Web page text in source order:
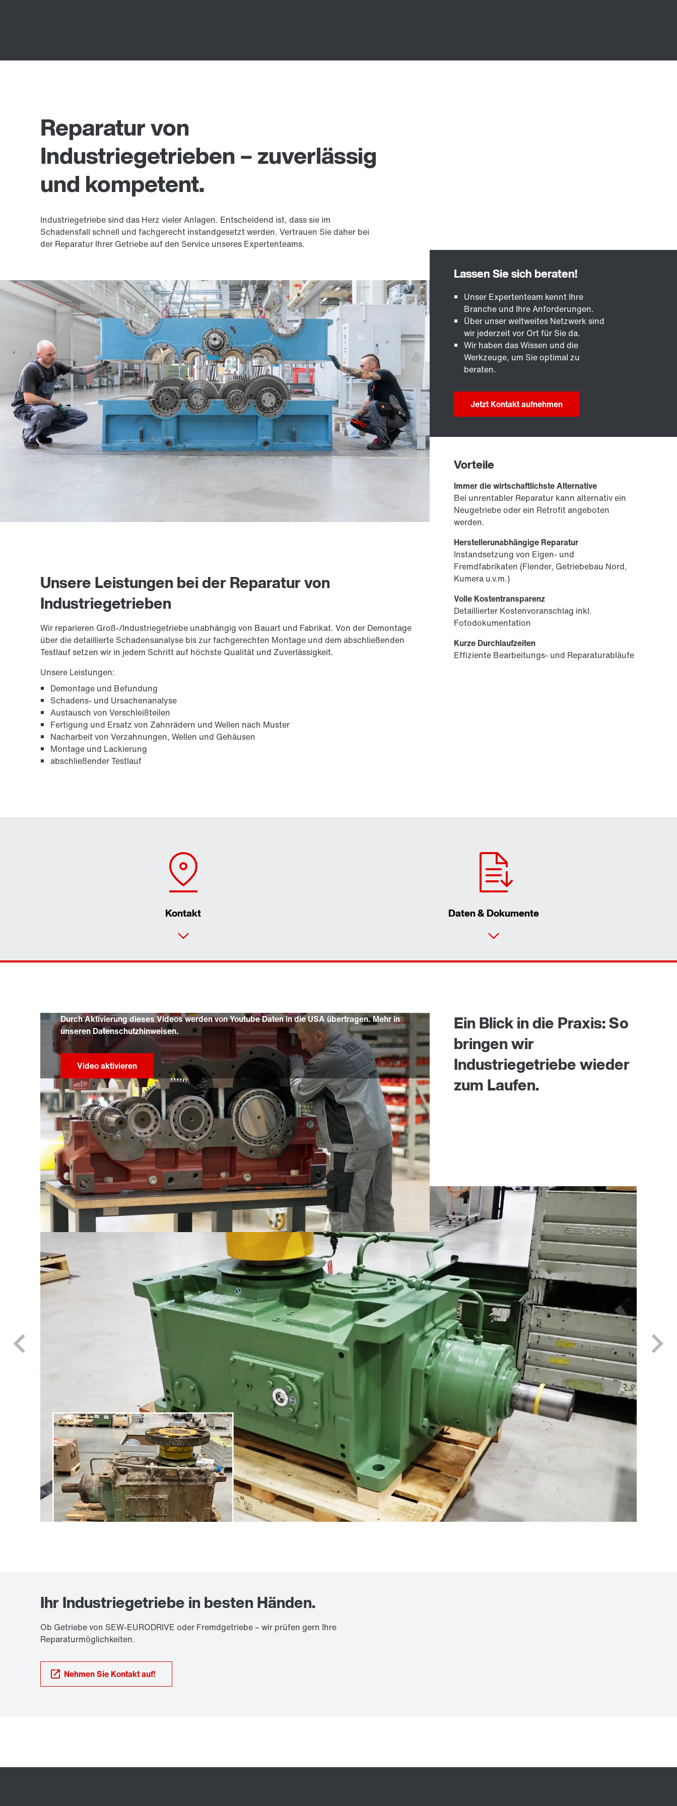
Reparatur von
Industriegetrieben – zuverlässig
und kompetent.
Industriegetriebe sind das Herz vieler Anlagen. Entscheidend ist, dass sie im
Schadensfall schnell und fachgerecht instandgesetzt werden. Vertrauen Sie daher bei
der Reparatur Ihrer Getriebe auf den Service unseres Expertenteams.
Unsere Leistungen bei der Reparatur von
Industriegetrieben
Wir reparieren Groß-/Industriegetriebe unabhängig von Bauart und Fabrikat. Von der Demontage
über die detaillierte Schadensanalyse bis zur fachgerechten Montage und dem abschließenden
Testlauf setzen wir in jedem Schritt auf höchste Qualität und Zuverlässigkeit.
Unsere Leistungen:
Demontage und Befundung
Schadens- und Ursachenanalyse
Austausch von Verschleißteilen
Fertigung und Ersatz von Zahnrädern und Wellen nach Muster
Nacharbeit von Verzahnungen, Wellen und Gehäusen
Montage und Lackierung
abschließender Testlauf
Unser Expertenteam kennt Ihre
Branche und Ihre Anforderungen.
Über unser weltweites Netzwerk sind
wir jederzeit vor Ort für Sie da.
Wir haben das Wissen und die
Werkzeuge, um Sie optimal zu
beraten.
Jetzt Kontakt aufnehmen
Vorteile
Immer die wirtschaftlichste Alternative
Bei unrentabler Reparatur kann alternativ ein
Neugetriebe oder ein Retrofit angeboten
werden.
Herstellerunabhängige Reparatur
Instandsetzung von Eigen- und
Fremdfabrikaten (Flender, Getriebebau Nord,
Kumera u.v.m.)
Volle Kostentransparenz
Detaillierter Kostenvoranschlag inkl.
Fotodokumentation
Kurze Durchlaufzeiten
Effiziente Bearbeitungs- und Reparaturabläufe
Kontakt Daten & Dokumente
Standort Deutschland
Durch Aktivierung dieses Videos werden von Youtube Daten in die USA übertragen. Mehr in
unseren Datenschutzhinweisen.
Ein Blick in die Praxis: So
bringen wir
Industriegetriebe wieder
zum Laufen.
Ihr Industriegetriebe in besten Händen.
Ob Getriebe von SEW-EURODRIVE oder Fremdgetriebe – wir prüfen gern Ihre
Reparaturmöglichkeiten.
Nehmen Sie Kontakt auf!